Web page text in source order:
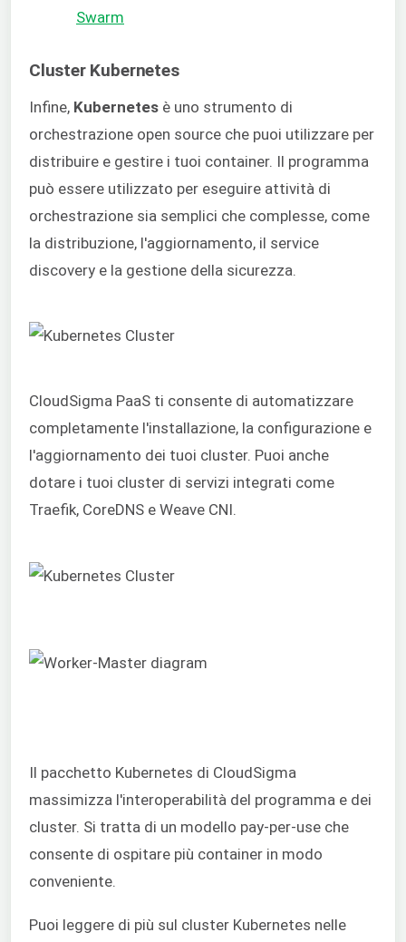
Swarm
Cluster Kubernetes
Infine, Kubernetes è uno strumento di
orchestrazione open source che puoi utilizzare per
distribuire e gestire i tuoi container. Il programma
può essere utilizzato per eseguire attività di
orchestrazione sia semplici che complesse, come
la distribuzione, l'aggiornamento, il service
discovery e la gestione della sicurezza.
CloudSigma PaaS ti consente di automatizzare
completamente l'installazione, la configurazione e
l'aggiornamento dei tuoi cluster. Puoi anche
dotare i tuoi cluster di servizi integrati come
Traefik, CoreDNS e Weave CNI.
Il pacchetto Kubernetes di CloudSigma
massimizza l'interoperabilità del programma e dei
cluster. Si tratta di un modello pay-per-use che
consente di ospitare più container in modo
conveniente.
Puoi leggere di più sul cluster Kubernetes nelle